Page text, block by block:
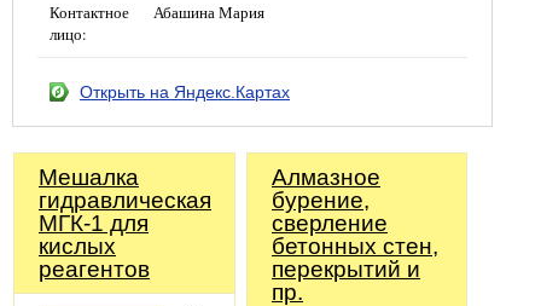
Контактное
лицо:
Абашина Мария
Открыть на Яндекс.Картах
Мешалка
гидравлическая
МГК-1 для
кислых
реагентов
Алмазное
бурение,
cверление
бетонных стен,
перекрытий и
пр.